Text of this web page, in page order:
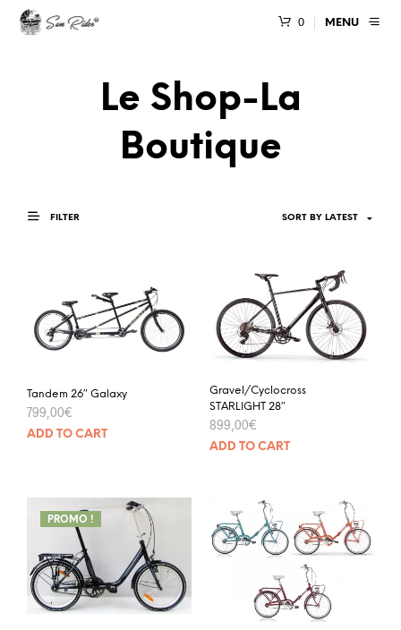
0 MENU
Le Shop-La
Boutique
FILTER
Tandem 26″ Galaxy
799,00€
ADD TO CART
Gravel/Cyclocross
STARLIGHT 28″
899,00€
ADD TO CART
PROMO !